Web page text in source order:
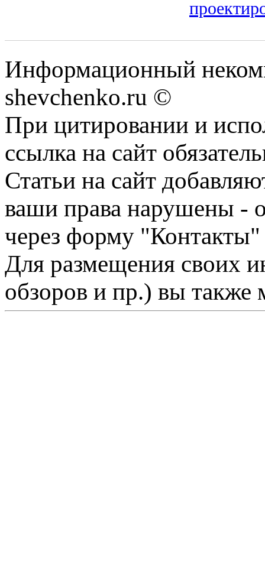
Информационный
shevchenko.ru ©
При цитировании и
ссылка на сайт
Статьи на сайт
ваши права нарушены -
через форму "Контакты"
Для размещения своих
обзоров и пр.) вы также